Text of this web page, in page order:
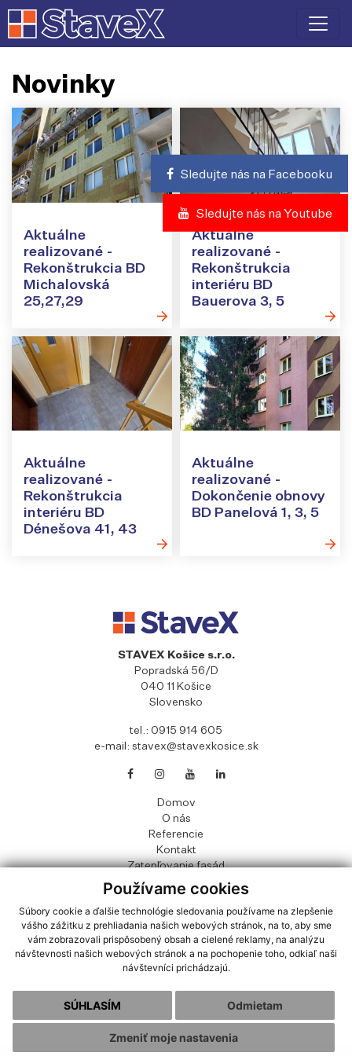
Používame cookies
Súbory cookie a ďalšie technológie sledovania používame na zlepšenie
vášho zážitku z prehliadania našich webových stránok, na to, aby sme
vám zobrazovali prispôsobený obsah a cielené reklamy, na analýzu
návštevnosti našich webových stránok a na pochopenie toho, odkiaľ naši
návštevníci prichádzajú.
SÚHLASÍM Odmietam
Zmeniť moje nastavenia
Sledujte nás na Facebooku
Sledujte nás na Youtube
Novinky
Aktuálne
realizované -
Rekonštrukcia BD
Michalovská
25,27,29
Aktuálne
realizované -
Rekonštrukcia
interiéru BD
Bauerova 3, 5
Aktuálne
realizované -
Rekonštrukcia
interiéru BD
Dénešova 41, 43
Aktuálne
realizované -
Dokončenie obnovy
BD Panelová 1, 3, 5
STAVEX Košice s.r.o.
Popradská 56/D
040 11 Košice
Slovensko
tel.: 0915 914 605
e-mail: stavex@stavexkosice.sk
Domov
O nás
Referencie
Kontakt
Zatepľovanie fasád
Sanácia balkónov a logií
Súbory Cookies
OOU
Prepravný poriadok
Zatepľovanie a hydroizolácia striech
Hliníkové zábradlia a zasklenia
Protiplesňové nátery a nátery fasád
Rekonštrukcie interiérov
Rekonštrukcie elektroinštalácie a zdravotechniky
Projekčná činnosť a financovanie